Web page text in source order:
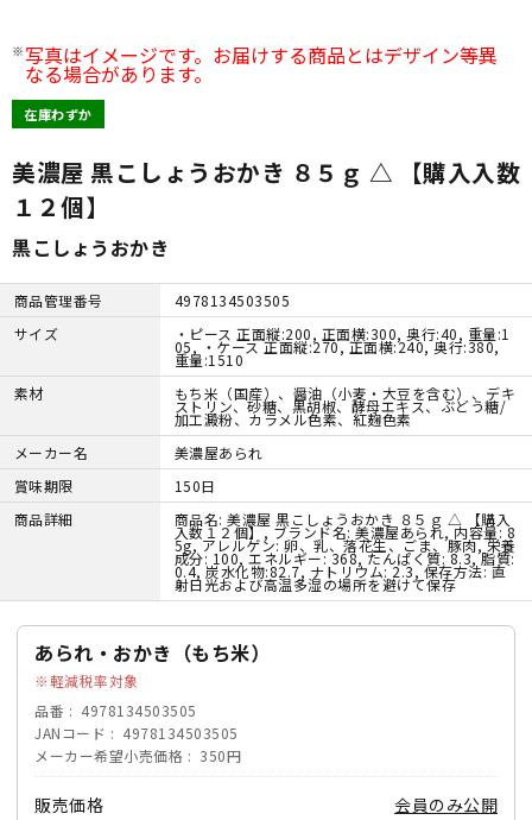
写真はイメージです。お届けする商品とはデザイン等異
なる場合があります。
在庫わずか
美濃屋 黒こしょうおかき ８５ｇ △ 【購入入数
１２個】
黒こしょうおかき
商品管理番号
4978134503505
サイズ
・ピース 正面縦:200, 正面横:300, 奥行:40, 重量:1
05, ・ケース 正面縦:270, 正面横:240, 奥行:380,
重量:1510
素材
もち米（国産）、醤油（小麦・大豆を含む）、デキ
ストリン、砂糖、黒胡椒、酵母エキス、ぶどう糖/
加工澱粉、カラメル色素、紅麹色素
メーカー名
美濃屋あられ
賞味期限
150日
商品詳細
商品名: 美濃屋 黒こしょうおかき ８５ｇ △ 【購入
入数１２個】, ブランド名: 美濃屋あられ, 内容量: 8
5g, アレルゲン: 卵、乳、落花生、ごま、豚肉, 栄養
成分: 100, エネルギー: 368, たんぱく質: 8.3, 脂質:
0.4, 炭水化物:82.7, ナトリウム: 2.3, 保存方法: 直
射日光および高温多湿の場所を避けて保存
あられ・おかき（もち米）
軽減税率対象
品番
4978134503505
JANコード
4978134503505
メーカー希望小売価格
350円
販売価格 会員のみ公開